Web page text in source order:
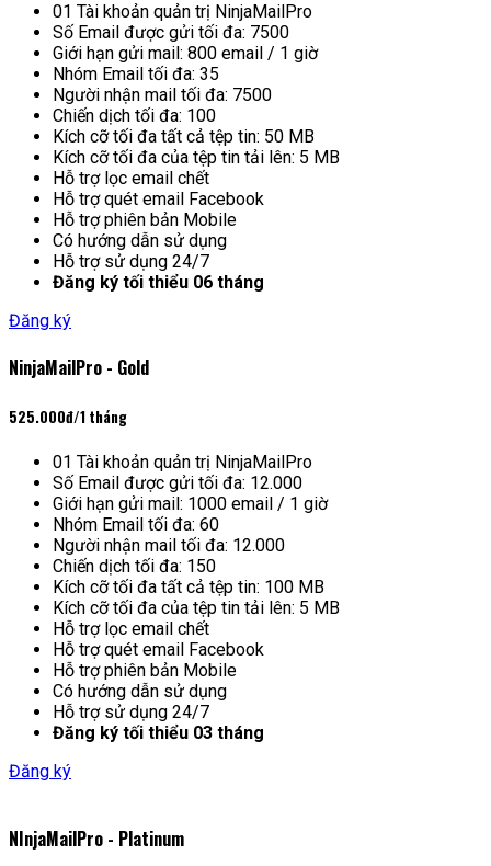
01 Tài khoản quản trị NinjaMailPro
Số Email được gửi tối đa: 7500
Giới hạn gửi mail: 800 email / 1 giờ
Nhóm Email tối đa: 35
Người nhận mail tối đa: 7500
Chiến dịch tối đa: 100
Kích cỡ tối đa tất cả tệp tin: 50 MB
Kích cỡ tối đa của tệp tin tải lên: 5 MB
Hỗ trợ lọc email chết
Hỗ trợ quét email Facebook
Hỗ trợ phiên bản Mobile
Có hướng dẫn sử dụng
Hỗ trợ sử dụng 24/7
Đăng ký tối thiểu 06 tháng
Đăng ký
NinjaMailPro - Gold
525.000đ/1 tháng
01 Tài khoản quản trị NinjaMailPro
Số Email được gửi tối đa: 12.000
Giới hạn gửi mail: 1000 email / 1 giờ
Nhóm Email tối đa: 60
Người nhận mail tối đa: 12.000
Chiến dịch tối đa: 150
Kích cỡ tối đa tất cả tệp tin: 100 MB
Kích cỡ tối đa của tệp tin tải lên: 5 MB
Hỗ trợ lọc email chết
Hỗ trợ quét email Facebook
Hỗ trợ phiên bản Mobile
Có hướng dẫn sử dụng
Hỗ trợ sử dụng 24/7
Đăng ký tối thiểu 03 tháng
Đăng ký
NInjaMailPro - Platinum